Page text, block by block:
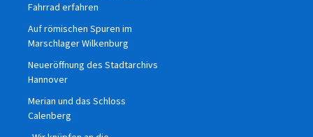
Fahrrad erfahren
Auf römischen Spuren im
Marschlager Wilkenburg
Neueröffnung des Stadtarchivs
Hannover
Merian und das Schloss
Calenberg